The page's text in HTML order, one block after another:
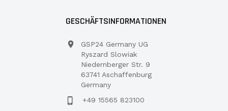
GESCHÄFTSINFORMATIONEN
GSP24 Germany UG
Ryszard Slowiak
Niedernberger Str. 9
63741 Aschaffenburg
Germany
+49 15565 823100